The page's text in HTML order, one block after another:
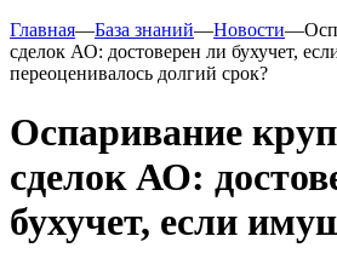
Главная—База знаний—Новости—
сделок АО: достоверен ли бухучет,
переоценивалось долгий срок?
Оспаривание
сделок АО:
бухучет, если